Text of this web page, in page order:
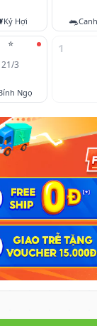
Kỷ Hợi 🐀
⭐
21/3
Ngọ
1